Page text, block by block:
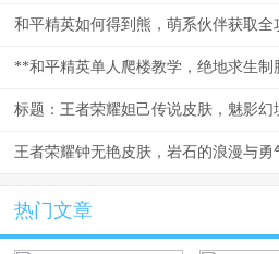
**和平精英单人爬楼教学，绝地求生制
热门文章